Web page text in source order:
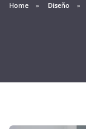
Home Diseño